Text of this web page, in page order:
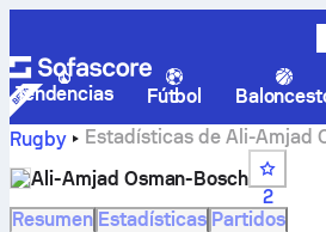
Tendencias Fútbol
Rugby
Estadísticas de Ali-Amjad
Ali-Amjad Osman-Bosch
2
Resumen Estadísticas Partidos